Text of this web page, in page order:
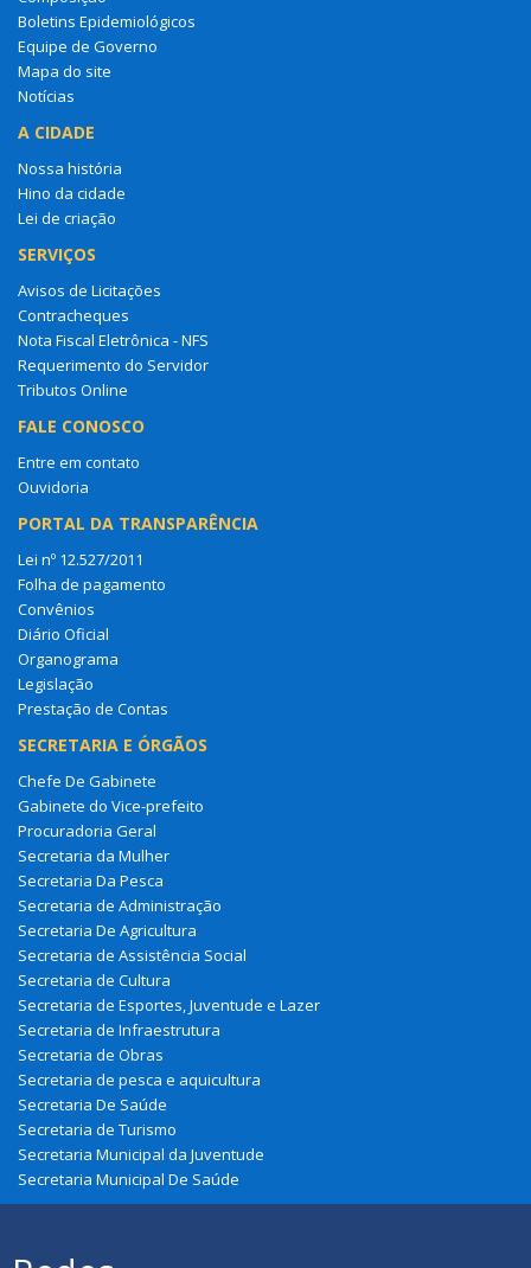
Boletins Epidemiológicos
Equipe de Governo
Mapa do site
Notícias
A CIDADE
Nossa história
Hino da cidade
Lei de criação
SERVIÇOS
Avisos de Licitações
Contracheques
Nota Fiscal Eletrônica - NFS
Requerimento do Servidor
Tributos Online
FALE CONOSCO
Entre em contato
Ouvidoria
PORTAL DA TRANSPARÊNCIA
Lei nº 12.527/2011
Folha de pagamento
Convênios
Diário Oficial
Organograma
Legislação
Prestação de Contas
SECRETARIA E ÓRGÃOS
Chefe De Gabinete
Gabinete do Vice-prefeito
Procuradoria Geral
Secretaria da Mulher
Secretaria Da Pesca
Secretaria de Administração
Secretaria De Agricultura
Secretaria de Assistência Social
Secretaria de Cultura
Secretaria de Esportes, Juventude e Lazer
Secretaria de Infraestrutura
Secretaria de Obras
Secretaria de pesca e aquicultura
Secretaria De Saúde
Secretaria de Turismo
Secretaria Municipal da Juventude
Secretaria Municipal De Saúde